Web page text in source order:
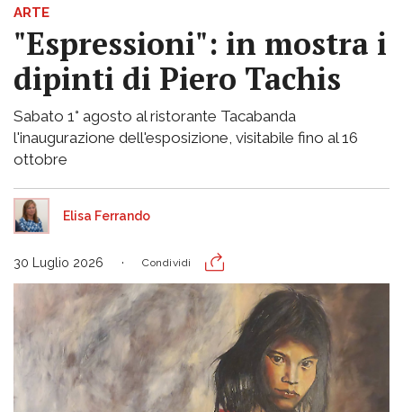
ARTE
"Espressioni": in mostra i
dipinti di Piero Tachis
Sabato 1° agosto al ristorante Tacabanda
l'inaugurazione dell'esposizione, visitabile fino al 16
ottobre
Elisa Ferrando
30 Luglio 2026 Condividi